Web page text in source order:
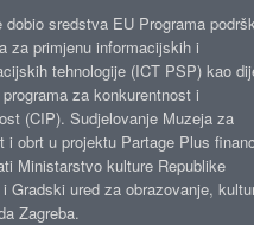
dobio sredstva EU Programa
za primjenu informacijskih i
tehnologije (ICT PSP) kao
za konkurentnost i
(CIP). Sudjelovanje Muzeja za
i obrt u projektu Partage Plus
Ministarstvo kulture Republike
Gradski ured za obrazovanje,
Zagreba.